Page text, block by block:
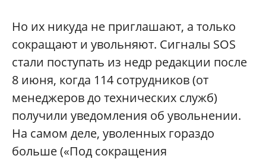
Но их никуда не приглашают, а только
сокращают и увольняют. Сигналы SOS
стали поступать из недр редакции после
8 июня, когда 114 сотрудников (от
менеджеров до технических служб)
получили уведомления об увольнении.
На самом деле, уволенных гораздо
больше («Под сокращения